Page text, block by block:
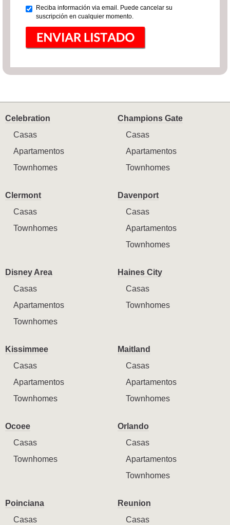
Reciba información via email. Puede cancelar su
suscripción en cualquier momento.
Celebration
Casas
Apartamentos
Townhomes
Champions Gate
Casas
Apartamentos
Townhomes
Clermont
Casas
Townhomes
Davenport
Casas
Apartamentos
Townhomes
Disney Area
Casas
Apartamentos
Townhomes
Haines City
Casas
Townhomes
Kissimmee
Casas
Apartamentos
Townhomes
Maitland
Casas
Apartamentos
Townhomes
Ocoee
Casas
Townhomes
Orlando
Casas
Apartamentos
Townhomes
Poinciana
Casas
Reunion
Casas